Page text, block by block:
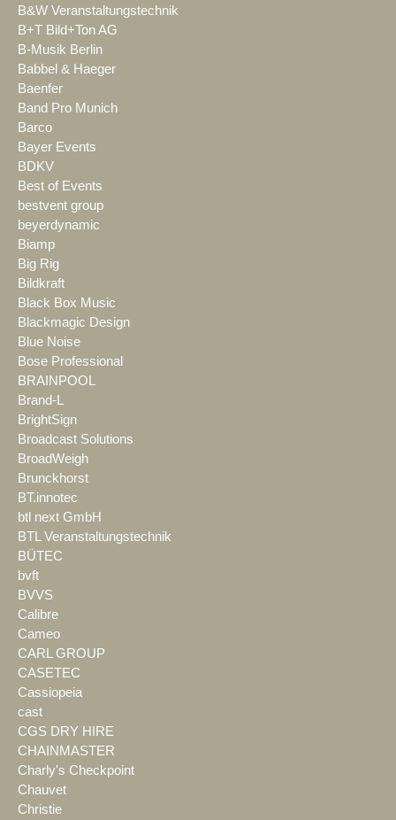
B&W Veranstaltungstechnik
B+T Bild+Ton AG
B-Musik Berlin
Babbel & Haeger
Baenfer
Band Pro Munich
Barco
Bayer Events
BDKV
Best of Events
bestvent group
beyerdynamic
Biamp
Big Rig
Bildkraft
Black Box Music
Blackmagic Design
Blue Noise
Bose Professional
BRAINPOOL
Brand-L
BrightSign
Broadcast Solutions
BroadWeigh
Brunckhorst
BT.innotec
btl next GmbH
BTL Veranstaltungstechnik
BÜTEC
bvft
BVVS
Calibre
Cameo
CARL GROUP
CASETEC
Cassiopeia
cast
CGS DRY HIRE
CHAINMASTER
Charly's Checkpoint
Chauvet
Christie